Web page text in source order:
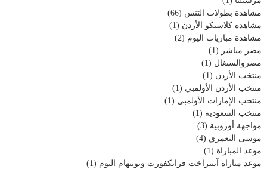
مشاهدة بطولات التنس (66)
مشاهدة كلاسيكو الأردن (1)
مشاهدة مباريات اليوم (2)
مصر مباشر (1)
مصروالسنغال (1)
منتخب الأردن (1)
منتخب الأردن الأولمبي (1)
منتخب الإمارات الأولمبي (1)
منتخب السعودية (1)
مواجهة أوروبية (3)
موسى التعمري (4)
موعد المباراة (1)
موعد مباراة آينتراخت فرانكفورت وتوتنهام اليوم (1)